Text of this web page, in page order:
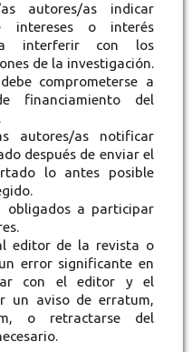
autores/as indicar
intereses o interés
interferir con los
de la investigación.
comprometerse a
financiamiento del
autores/as notificar
después de enviar el
lo antes posible
obligados a participar
editor de la revista o
error significante en
con el editor y el
un aviso de erratum,
o retractarse del